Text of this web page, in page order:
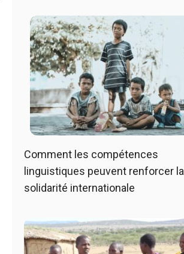
Comment les compétences
linguistiques peuvent renforcer la
solidarité internationale